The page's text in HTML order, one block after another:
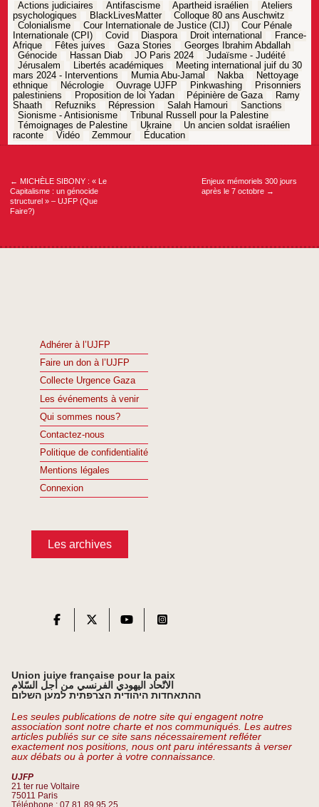
Actions judiciaires Antifascisme Apartheid israélien
Ateliers
psychologiques
BlackLivesMatter
Colloque 80 ans Auschwitz
Colonialisme
Cour Internationale de Justice (CIJ)
Cour Pénale
Internationale (CPI)
Covid Diaspora Droit international
France-
Afrique
Fêtes juives Gaza Stories
Georges Ibrahim Abdallah
Génocide
Hassan Diab JO Paris 2024
Judaïsme - Judéité
Jérusalem
Libertés académiques
Meeting international juif du 30
mars 2024 - Interventions
Mumia Abu-Jamal Nakba
Nettoyage
ethnique
Nécrologie Ouvrage UJFP Pinkwashing
Prisonniers
palestiniens
Proposition de loi Yadan Pépinière de Gaza
Ramy
Shaath
Refuzniks Répression Salah Hamouri
Sanctions
Sionisme - Antisionisme
Tribunal Russell pour la Palestine
Témoignages de Palestine
Ukraine
Un ancien soldat israélien
raconte
Vidéo Zemmour Éducation
Navigation
← MICHÈLE SIBONY : « Le
Capitalisme : un génocide
structurel » – UJFP (Que
Faire?)
Enjeux mémoriels 300 jours
après le 7 octobre →
Adhérer à l’UJFP
Faire un don à l’UJFP
Collecte Urgence Gaza
Les événements à venir
Qui sommes nous?
Contactez-nous
Politique de confidentialité
Mentions légales
Connexion
Les archives
Union juive française pour la paix
الاتّحاد اليهودي الفرنسي من أجل السّلام
ההתאחדות היהודית הצרפתית למען השלום
Les seules publications de notre site qui engagent notre
association sont notre charte et nos communiqués. Les autres
articles publiés sur ce site sans nécessairement refléter
exactement nos positions, nous ont paru intéressants à verser
aux débats ou à porter à votre connaissance.
UJFP
21 ter rue Voltaire
75011 Paris
Téléphone : 07 81 89 95 25